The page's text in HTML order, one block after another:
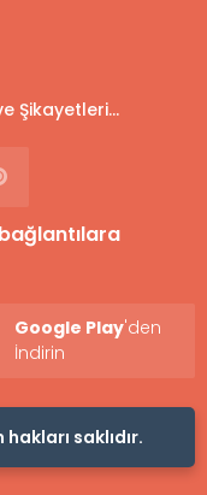
Şikayetleri...
Google Play'den
İndirin
saklıdır.